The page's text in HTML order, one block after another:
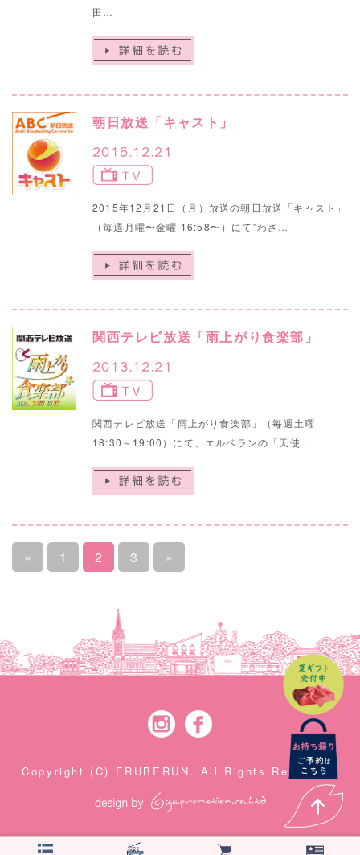
田…
朝日放送「キャスト」
2015.12.21
2015年12月21日（月）放送の朝日放送「キャスト」
（毎週月曜〜金曜 16:58〜）にて"わざ…
関西テレビ放送「雨上がり食楽部」
2013.12.21
関西テレビ放送「雨上がり食楽部」（毎週土曜
18:30～19:00）にて、エルベランの「天使…
« 1 2 3 »
Copyright (C) ERUBERUN. All Rights Reserved.
PAGE TOP